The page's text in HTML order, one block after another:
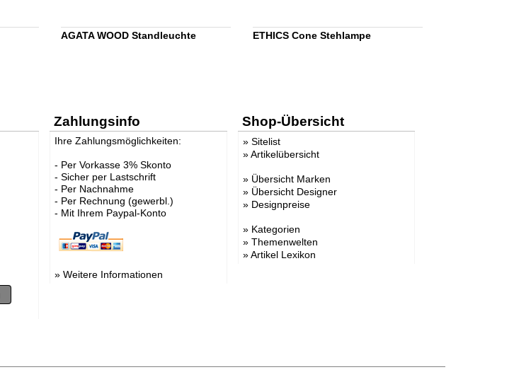
AGATA WOOD Standleuchte ETHICS Cone Stehlampe
Zahlungsinfo
Ihre Zahlungsmöglichkeiten:
- Per Vorkasse 3% Skonto
- Sicher per Lastschrift
- Per Nachnahme
- Per Rechnung (gewerbl.)
- Mit Ihrem Paypal-Konto
»Weitere Informationen
Shop-Übersicht
» Sitelist
»Artikelübersicht
» Übersicht Marken
» Übersicht Designer
» Designpreise
» Kategorien
» Themenwelten
»Artikel Lexikon